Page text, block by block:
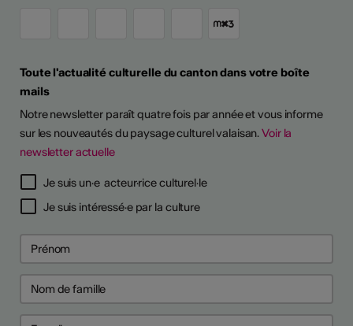
Toute l'actualité culturelle du canton dans votre boîte
mails
Notre newsletter paraît quatre fois par année et vous informe
sur les nouveautés du paysage culturel valaisan.Voir la
newsletter actuelle
Je suis un·e acteur·rice culturel·le
Je suis intéressé·e par la culture